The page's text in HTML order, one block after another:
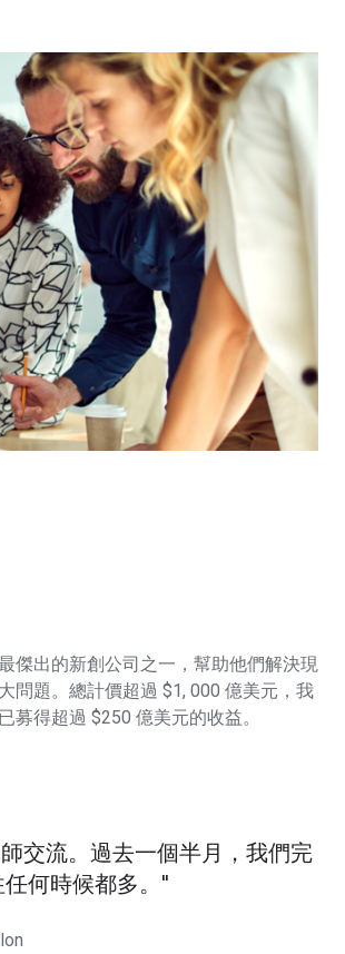
傑出的新創公司之一，幫助他們解決現
問題。總計價超過 $1, 000 億美元，我
募得超過 $250 億美元的收益。
交流。過去一個半月，我們完
何時候都多。